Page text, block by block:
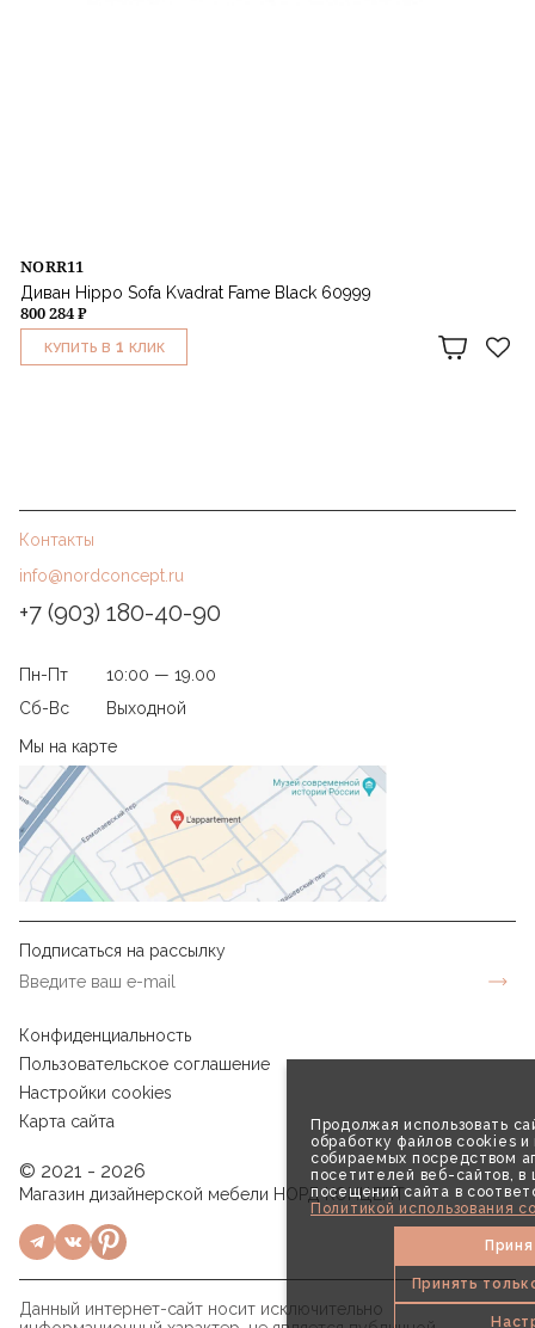
Продолжая использовать
обработку файлов cookies и
собираемых посредством
посетителей веб-сайтов, в
посещений сайта в
Политикой использования
Принять
NORR11
Диван Hippo Sofa Kvadrat Fame Black 60999
800 284 ₽
КУПИТЬ В 1 КЛИК
Контакты
info@nordconcept.ru
+7 (903) 180-40-90
Пн-Пт
10:00 — 19.00
Сб-Вс
Выходной
Мы на карте
Подписаться на рассылку
Конфиденциальность
Пользовательское соглашение
Настройки cookies
Карта сайта
© 2021 - 2026
Магазин дизайнерской мебели НОРД КОНЦЕПТ
Данный интернет-сайт носит исключительно